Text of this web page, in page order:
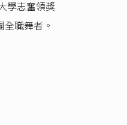
學志奮領獎
職舞者。